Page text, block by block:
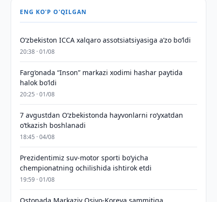
ENG KO'P O'QILGAN
O‘zbekiston ICCA xalqaro assotsiatsiyasiga aʼzo bo‘ldi
20:38 · 01/08
Farg‘onada “Inson” markazi xodimi hashar paytida
halok bo‘ldi
20:25 · 01/08
7 avgustdan O‘zbekistonda hayvonlarni ro‘yxatdan
o‘tkazish boshlanadi
18:45 · 04/08
Prezidentimiz suv-motor sporti bo‘yicha
chempionatning ochilishida ishtirok etdi
19:59 · 01/08